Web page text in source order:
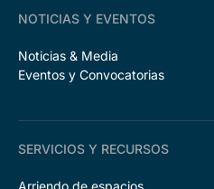
NOTICIAS Y EVENTOS
Noticias & Media
Eventos y Convocatorias
SERVICIOS Y RECURSOS
Arriendo de espacios